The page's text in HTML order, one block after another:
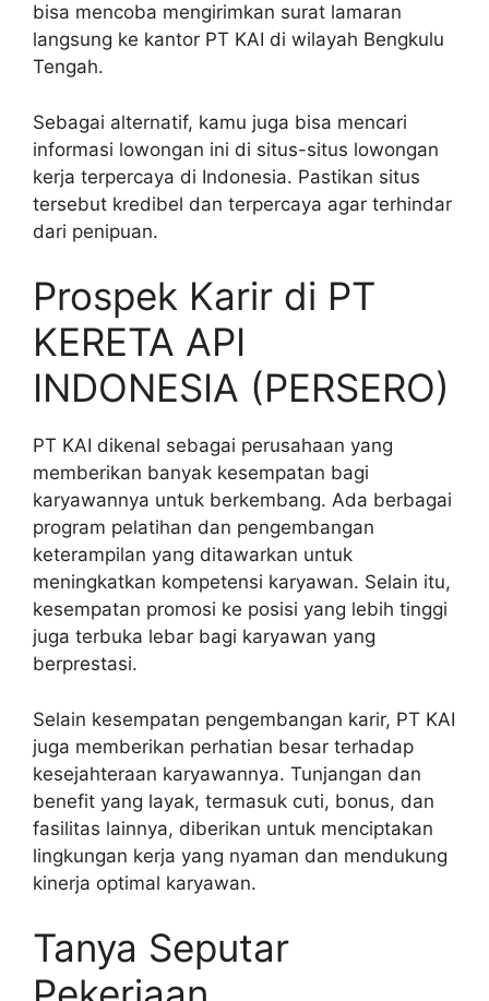
bisa mencoba mengirimkan surat lamaran
langsung ke kantor PT KAI di wilayah Bengkulu
Tengah.
Sebagai alternatif, kamu juga bisa mencari
informasi lowongan ini di situs-situs lowongan
kerja terpercaya di Indonesia. Pastikan situs
tersebut kredibel dan terpercaya agar terhindar
dari penipuan.
Prospek Karir di PT
KERETA API
INDONESIA (PERSERO)
PT KAI dikenal sebagai perusahaan yang
memberikan banyak kesempatan bagi
karyawannya untuk berkembang. Ada berbagai
program pelatihan dan pengembangan
keterampilan yang ditawarkan untuk
meningkatkan kompetensi karyawan. Selain itu,
kesempatan promosi ke posisi yang lebih tinggi
juga terbuka lebar bagi karyawan yang
berprestasi.
Selain kesempatan pengembangan karir, PT KAI
juga memberikan perhatian besar terhadap
kesejahteraan karyawannya. Tunjangan dan
benefit yang layak, termasuk cuti, bonus, dan
fasilitas lainnya, diberikan untuk menciptakan
lingkungan kerja yang nyaman dan mendukung
kinerja optimal karyawan.
Tanya Seputar